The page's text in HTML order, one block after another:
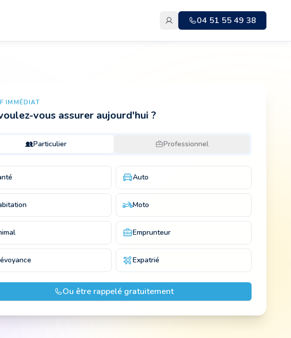
04 51 55 49 38
IMMÉDIAT
vous assurer aujourd'hui ?
Particulier Professionnel
Auto
Moto
Emprunteur
Expatrié
Ou être rappelé gratuitement